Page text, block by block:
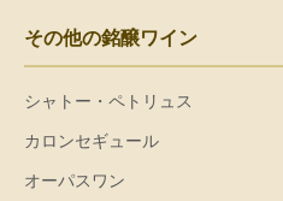
その他の銘醸ワイン
シャトー・ペトリュス
カロンセギュール
オーパスワン